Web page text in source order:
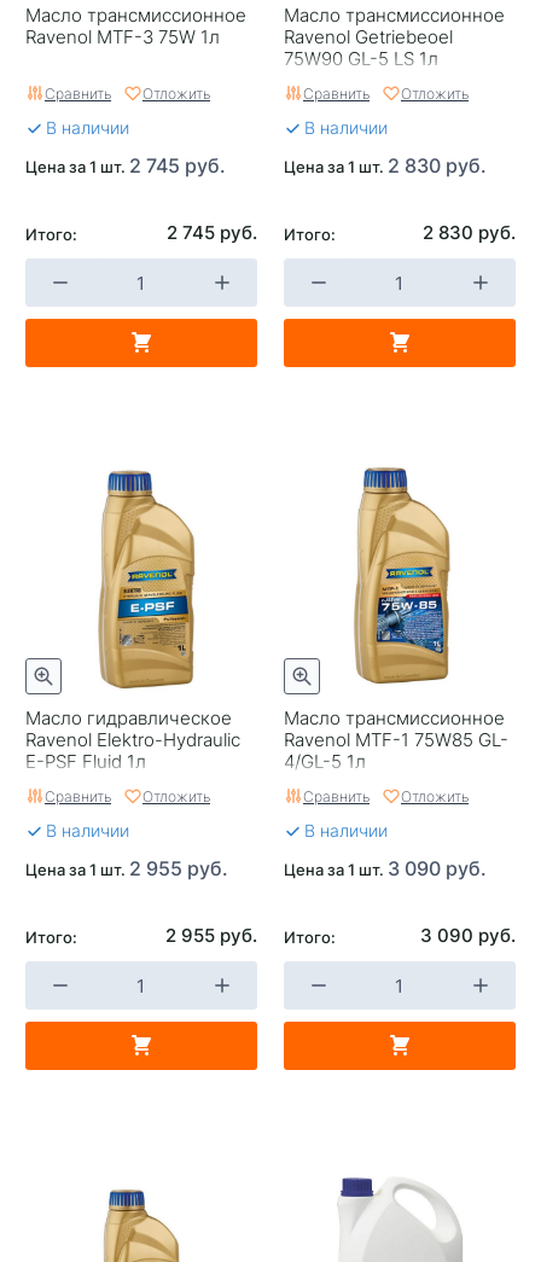
Масло трансмиссионное
Ravenol MTF-3 75W 1л
Сравнить Отложить
В наличии
Цена за 1 шт. 2 745 руб.
Итого: 2 745 руб.
Масло трансмиссионное
Ravenol Getriebeoel
75W90 GL-5 LS 1л
Сравнить Отложить
В наличии
Цена за 1 шт. 2 830 руб.
Итого: 2 830 руб.
Масло гидравлическое
Ravenol Elektro-Hydraulic
E-PSF Fluid 1л
Сравнить Отложить
В наличии
Цена за 1 шт. 2 955 руб.
Итого: 2 955 руб.
Масло трансмиссионное
Ravenol MTF-1 75W85 GL-
4/GL-5 1л
Сравнить Отложить
В наличии
Цена за 1 шт. 3 090 руб.
Итого: 3 090 руб.